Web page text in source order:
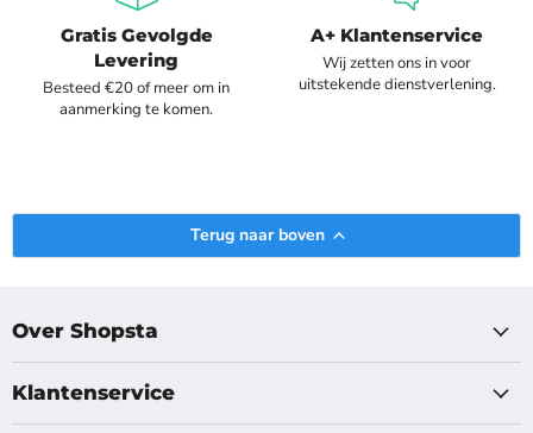
Gratis Gevolgde
Levering
Besteed €20 of meer om in
aanmerking te komen.
A+ Klantenservice
Wij zetten ons in voor
uitstekende dienstverlening.
Terug naar boven
Over Shopsta
Klantenservice